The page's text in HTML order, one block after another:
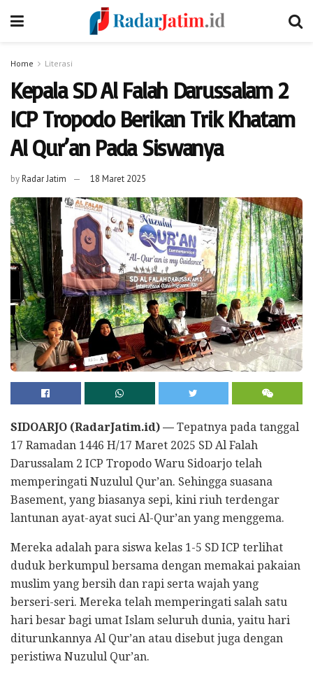
Home Literasi
Kepala SD Al Falah Darussalam 2
ICP Tropodo Berikan Trik Khatam
Al Qur’an Pada Siswanya
byRadar Jatim 18 Maret 2025
SIDOARJO (RadarJatim.id) — Tepatnya pada tanggal
17 Ramadan 1446 H/17 Maret 2025 SD Al Falah
Darussalam 2 ICP Tropodo Waru Sidoarjo telah
memperingati Nuzulul Qur’an. Sehingga suasana
Basement, yang biasanya sepi, kini riuh terdengar
lantunan ayat-ayat suci Al-Qur’an yang menggema.
Mereka adalah para siswa kelas 1-5 SD ICP terlihat
duduk berkumpul bersama dengan memakai pakaian
muslim yang bersih dan rapi serta wajah yang
berseri-seri. Mereka telah memperingati salah satu
hari besar bagi umat Islam seluruh dunia, yaitu hari
diturunkannya Al Qur’an atau disebut juga dengan
peristiwa Nuzulul Qur’an.